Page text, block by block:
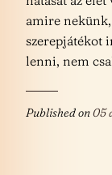
amire
szerepjátékot
lenni, nem
Published on05